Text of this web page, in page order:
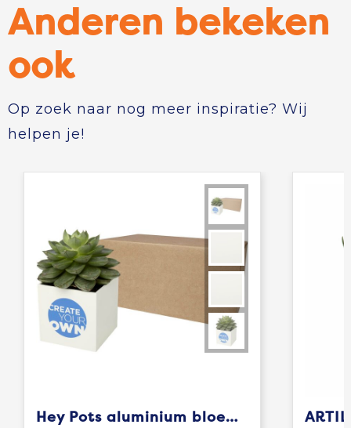
Anderen bekeken
ook
Op zoek naar nog meer inspiratie? Wij
helpen je!
Hey Pots aluminium bloempot, vetplant